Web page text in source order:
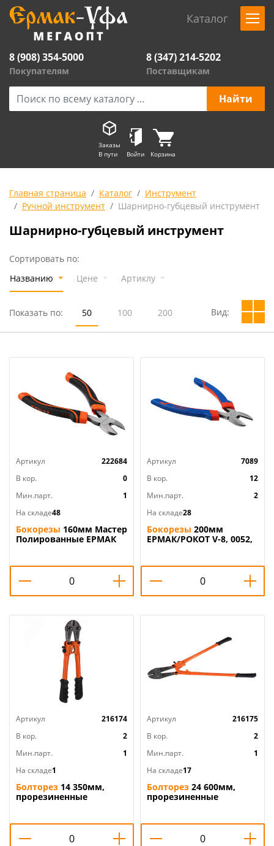
Каталог
8 (908) 354-5000
Покупателям
8 (347) 214-5202
Поставщикам
Заказы
В пути
Войти Корзина
Главная страница Каталог
Инструмент
Ручной инструмент
Шарнирно-губцевый инструмент
Шарнирно-губцевый инструмент
Сортировать по:
Названию
Цене Артиклу
Показать по: 50 100 200 Вид:
Артикул
222684
В кор.
0
Мин.парт.
1
На складе48
Бокорезы 160мм Мастер
Полированные ЕРМАК
Артикул
7089
В кор.
12
Мин.парт.
2
На складе28
Бокорезы 200мм
ЕРМАК/РОКОТ V-8, 0052,
Артикул
216174
В кор.
2
Мин.парт.
1
На складе1
Болторез 14 350мм,
прорезиненные
Артикул
216175
В кор.
2
Мин.парт.
1
На складе17
Болторез 24 600мм,
прорезиненные